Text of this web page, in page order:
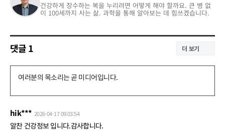
건강하게 장수하는 복을 누리려면 어떻게 해야 할까요. 큰 병 없
이 100세까지 사는 삶. 과학을 통해 알아보는 데 힘쓰겠습니다.
댓글1 더 보기
댓
쓰
기
hik*** 2026-04-17 09:03:54
알찬 건강정보 입니다.감사합니다.